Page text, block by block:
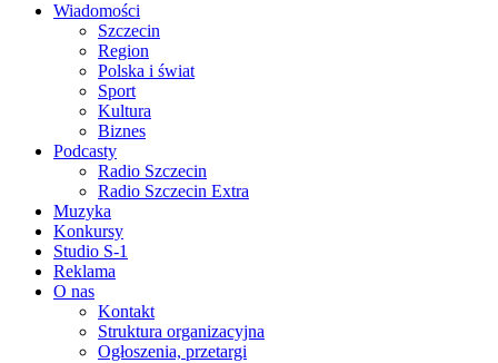
Wiadomości
Szczecin
Region
Polska i świat
Sport
Kultura
Biznes
Podcasty
Radio Szczecin
Radio Szczecin Extra
Muzyka
Konkursy
Studio S-1
Reklama
O nas
Kontakt
Struktura organizacyjna
Ogłoszenia, przetargi